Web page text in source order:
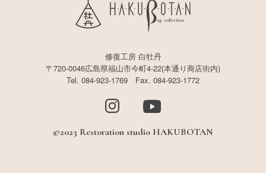
修復工房 白牡丹
〒720-0046広島県福山市今町4-22(本通り商店街内)
Tel. 084-923-1769 Fax. 084-923-1772
©2023 Restoration studio HAKUBOTAN